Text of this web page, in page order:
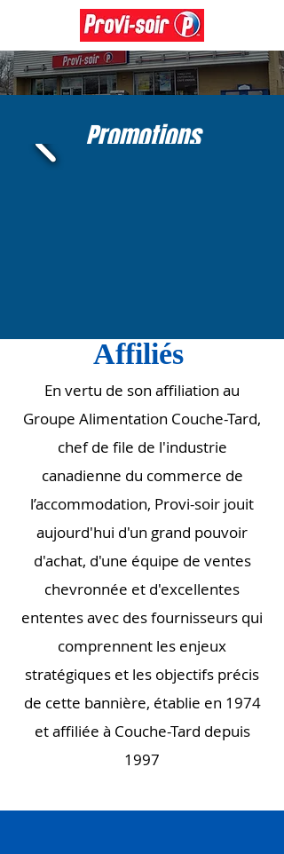
Promotions
Affiliés
En vertu de son affiliation au
Groupe Alimentation Couche-Tard,
chef de file de l'industrie
canadienne du commerce de
l’accommodation, Provi-soir jouit
aujourd'hui d'un grand pouvoir
d'achat, d'une équipe de ventes
chevronnée et d'excellentes
ententes avec des fournisseurs qui
comprennent les enjeux
stratégiques et les objectifs précis
de cette bannière, établie en 1974
et affiliée à Couche-Tard depuis
1997